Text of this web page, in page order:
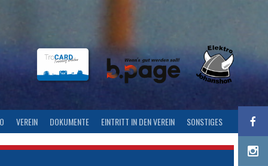
VEREIN DOKUMENTE EINTRITT IN DEN VEREIN SONSTIGES